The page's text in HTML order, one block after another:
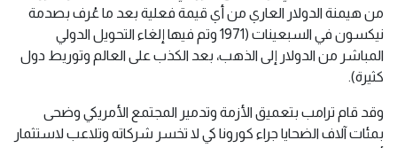
من هيمنة الدولار العاري من أي قيمة فعلية بعد ما عُرف بصدمة
نيكسون في السبعينات (1971 وتم فيها إلغاء التحويل الدولي
المباشر من الدولار إلى الذهب، بعد الكذب على العالم وتوريط دول
كثيرة).
وقد قام ترامب بتعميق الأزمة وتدمير المجتمع الأمريكي وضحى
بمئات آلاف الضحايا جراء كورونا كي لا تخسر شركاته وتلاعب لاستثمار